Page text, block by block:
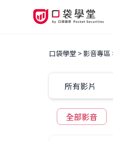
口袋學堂 影音專區
所有影片
全部影音